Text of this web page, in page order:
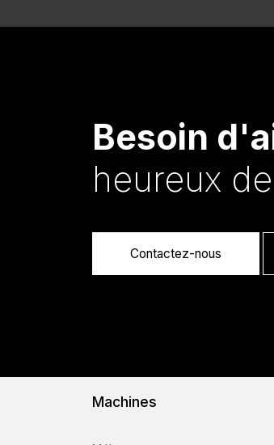
Besoin
heureux
Contactez-nous
Machines